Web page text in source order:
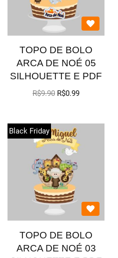
TOPO DE BOLO
ARCA DE NOÉ 05
SILHOUETTE E PDF
R$9.90 R$0.99
Black Friday
TOPO DE BOLO
ARCA DE NOÉ 03